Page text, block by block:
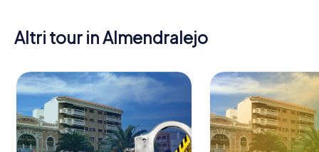
Altri tour in Almendralejo